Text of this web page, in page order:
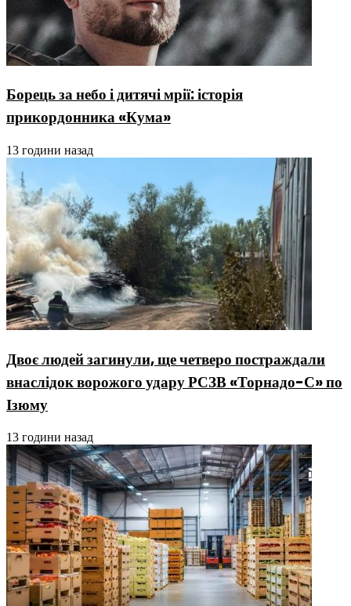
Борець за небо і дитячі мрії: історія
прикордонника «Кума»
13 години назад
Двоє людей загинули, ще четверо постраждали
внаслідок ворожого удару РСЗВ «Торнадо-С» по
Ізюму
13 години назад